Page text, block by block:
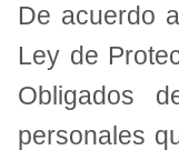
De acuerdo
Ley de
Obligados
personales